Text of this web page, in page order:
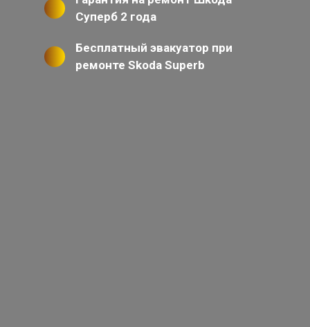
Суперб 2 года
Бесплатный эвакуатор при
ремонте Skoda Superb